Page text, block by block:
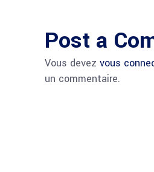
Post a
Vous devez vous
un commentaire.